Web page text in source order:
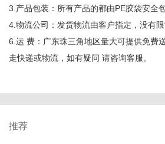
推荐
3.产品包装：所有产品的都由PE胶袋安全包
4.物流公司：发货物流由客户指定，没有限
6.运 费：广东珠三角地区量大可提供免费
走快递或物流，如有疑问 请咨询客服。